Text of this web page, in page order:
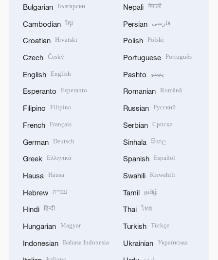
Bulgarian Български
Cambodian ខ្មែរ
Croatian Hrvatski
Czech Český
English English
Esperanto Esperanto
Filipino Filipino
French Français
German Deutsch
Greek Ελληνικά
Hausa Hausa
Hebrew עברית
Hindi हिन्दी
Hungarian Magyar
Indonesian Bahasa Indonesia
Nepali नेपाली
Persian فارسی
Polish Polski
Portuguese Português
Pashto پښتو
Romanian Română
Russian Русский
Serbian Српски
Sinhala සිංහල
Spanish Español
Swahili Kiswahili
Tamil தமிழ்
Thai ไทย
Turkish Türkçe
Ukrainian Українська